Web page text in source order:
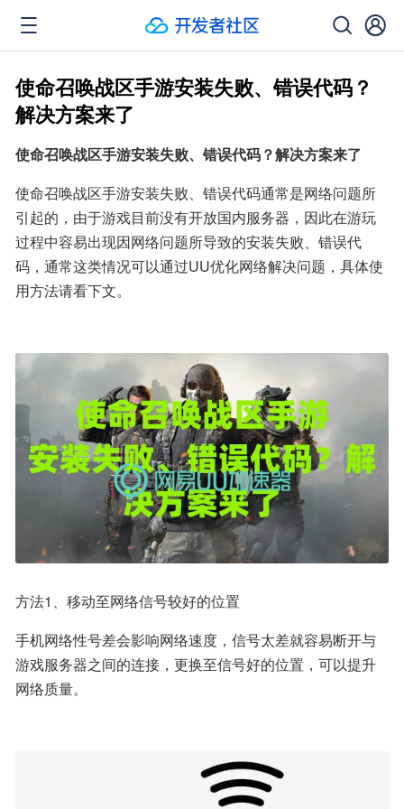
使命召唤战区手游安装失败、错误代码？
解决方案来了
使命召唤战区手游安装失败、错误代码？解决方案来了
使命召唤战区手游安装失败、错误代码通常是网络问题所
引起的，由于游戏目前没有开放国内服务器，因此在游玩
过程中容易出现因网络问题所导致的安装失败、错误代
码，通常这类情况可以通过UU优化网络解决问题，具体使
用方法请看下文。
方法1、移动至网络信号较好的位置
手机网络性号差会影响网络速度，信号太差就容易断开与
游戏服务器之间的连接，更换至信号好的位置，可以提升
网络质量。